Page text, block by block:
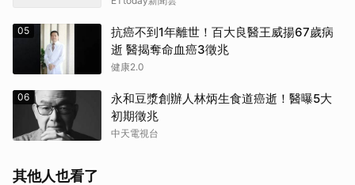
05
抗癌不到1年離世！百大良醫王威揚67歲病
逝 醫揭奪命血癌3徵兆
健康2.0
06
永和豆漿創辦人林炳生食道癌逝！醫曝5大
初期徵兆
中天電視台
其他人也看了